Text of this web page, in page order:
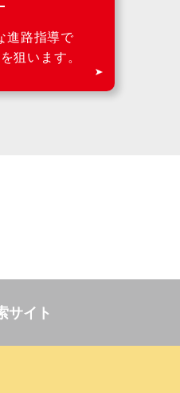
進路指導で
狙います。
サイト